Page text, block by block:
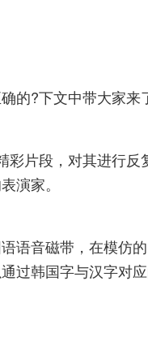
的?下文中带大家来
片段，对其进行反
演家。
语音磁带，在模仿
过韩国字与汉字对